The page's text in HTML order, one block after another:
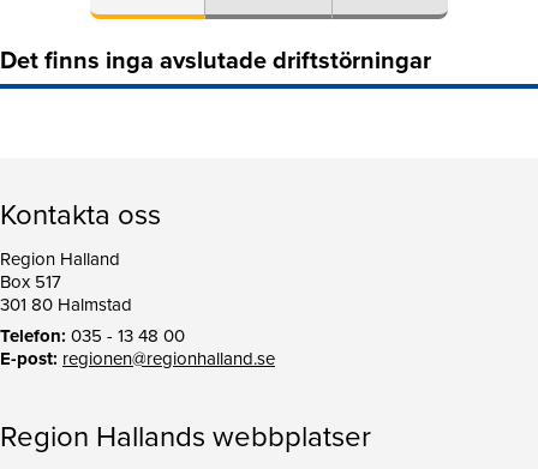
Det finns inga avslutade driftstörningar
Kontakta oss
Region Halland
Box 517
301 80 Halmstad
Telefon: 035 - 13 48 00
E-post: regionen@regionhalland.se
Region Hallands webbplatser